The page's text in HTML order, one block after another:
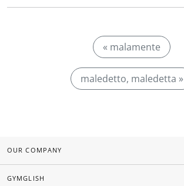
« malamente
maledetto, maledetta »
OUR COMPANY
GYMGLISH